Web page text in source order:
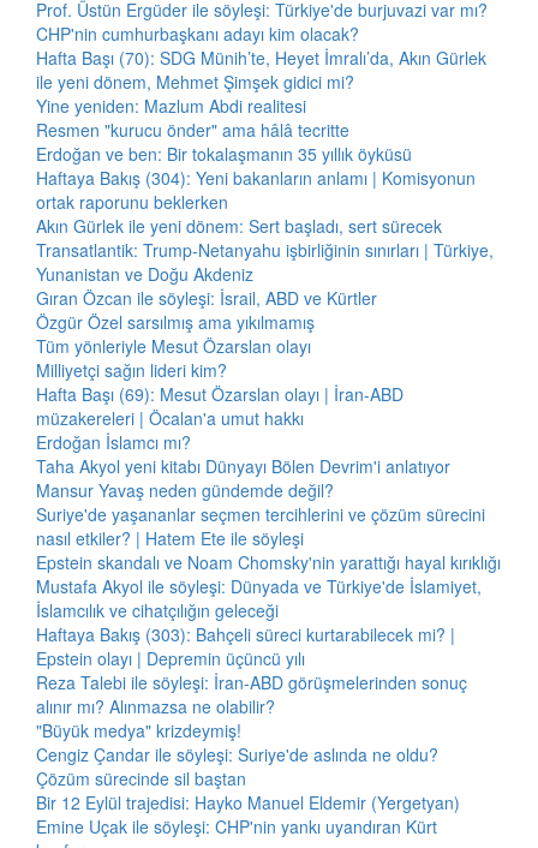
Prof. Üstün Ergüder ile söyleşi: Türkiye'de burjuvazi var mı?
CHP'nin cumhurbaşkanı adayı kim olacak?
Hafta Başı (70): SDG Münih’te, Heyet İmralı’da, Akın Gürlek
ile yeni dönem, Mehmet Şimşek gidici mi?
Yine yeniden: Mazlum Abdi realitesi
Resmen "kurucu önder" ama hâlâ tecritte
Erdoğan ve ben: Bir tokalaşmanın 35 yıllık öyküsü
Haftaya Bakış (304): Yeni bakanların anlamı | Komisyonun
ortak raporunu beklerken
Akın Gürlek ile yeni dönem: Sert başladı, sert sürecek
Transatlantik: Trump-Netanyahu işbirliğinin sınırları | Türkiye,
Yunanistan ve Doğu Akdeniz
Gıran Özcan ile söyleşi: İsrail, ABD ve Kürtler
Özgür Özel sarsılmış ama yıkılmamış
Tüm yönleriyle Mesut Özarslan olayı
Milliyetçi sağın lideri kim?
Hafta Başı (69): Mesut Özarslan olayı | İran-ABD
müzakereleri | Öcalan'a umut hakkı
Erdoğan İslamcı mı?
Taha Akyol yeni kitabı Dünyayı Bölen Devrim'i anlatıyor
Mansur Yavaş neden gündemde değil?
Suriye'de yaşananlar seçmen tercihlerini ve çözüm sürecini
nasıl etkiler? | Hatem Ete ile söyleşi
Epstein skandalı ve Noam Chomsky'nin yarattığı hayal kırıklığı
Mustafa Akyol ile söyleşi: Dünyada ve Türkiye'de İslamiyet,
İslamcılık ve cihatçılığın geleceği
Haftaya Bakış (303): Bahçeli süreci kurtarabilecek mi? |
Epstein olayı | Depremin üçüncü yılı
Reza Talebi ile söyleşi: İran-ABD görüşmelerinden sonuç
alınır mı? Alınmazsa ne olabilir?
"Büyük medya" krizdeymiş!
Cengiz Çandar ile söyleşi: Suriye'de aslında ne oldu?
Çözüm sürecinde sil baştan
Bir 12 Eylül trajedisi: Hayko Manuel Eldemir (Yergetyan)
Emine Uçak ile söyleşi: CHP'nin yankı uyandıran Kürt